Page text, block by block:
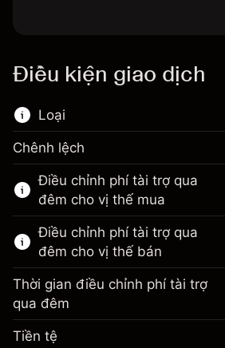
Điều kiện giao dịch
Loại
Thị trường tài chính này chỉ
dịch CFD.
Tìm hiểu thêm về:
CFD
Chênh lệch
Điều chỉnh phí tài trợ qua
đêm cho vị thế mua
Biên lợi nhuận. Đầu tư
Điều chỉnh phí tài trợ qua
đêm cho vị thế bán
Thời gian điều chỉnh phí tài trợ
qua đêm
Tiền tệ